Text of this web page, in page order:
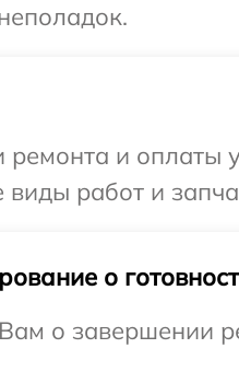
и оплаты
виды работ и
о
о завершении